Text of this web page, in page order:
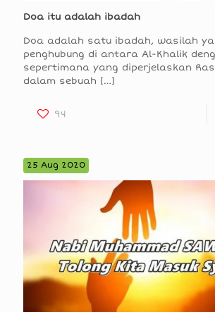
Doa itu adalah ibadah
Doa adalah satu ibadah, wasilah
penghubung di antara Al-Khalik
sepertimana yang diperjelaskan
dalam sebuah […]
94
25 Aug 2020